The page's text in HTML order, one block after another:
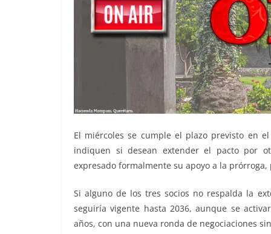
El miércoles se cumple el plazo previsto en
indiquen si desean extender el pacto por
expresado formalmente su apoyo a la
Si alguno de los tres socios no respalda la
seguiría vigente hasta 2036, aunque se
años, con una nueva ronda de negociaciones